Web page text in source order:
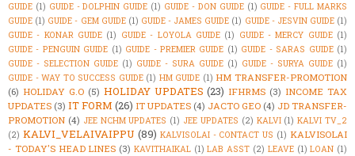
GUIDE (1) GUIDE - DOLPHIN GUIDE (1) GUIDE - DON GUIDE (1) GUIDE - FULL MARKS
GUIDE (1) GUIDE - GEM GUIDE (1) GUIDE - JAMES GUIDE (1) GUIDE - JESVIN GUIDE (1)
GUIDE - KONAR GUIDE (1) GUIDE - LOYOLA GUIDE (1) GUIDE - MERCY GUIDE (1)
GUIDE - PENGUIN GUIDE (1) GUIDE - PREMIER GUIDE (1) GUIDE - SARAS GUIDE (1)
GUIDE - SELECTION GUIDE (1) GUIDE - SURA GUIDE (1) GUIDE - SURYA GUIDE (1)
GUIDE - WAY TO SUCCESS GUIDE (1) HM GUIDE (1) HM TRANSFER-PROMOTION
(6) HOLIDAY G.O (5) HOLIDAY UPDATES (23) IFHRMS (3) INCOME TAX
UPDATES (3) IT FORM (26) IT UPDATES (4) JACTO GEO (4) JD TRANSFER-
PROMOTION (4) JEE NCHM UPDATES (1) JEE UPDATES (2) KALVI (1) KALVI TV_2
(2) KALVI_VELAIVAIPPU (89) KALVISOLAI - CONTACT US (1) KALVISOLAI
- TODAY'S HEAD LINES (3) KAVITHAIKAL (1) LAB ASST (2) LEAVE (1) LOAN (1)